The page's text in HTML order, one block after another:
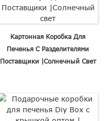
Картонная Коробка Для
Печенья С Разделителями
Поставщики |Солнечный Свет